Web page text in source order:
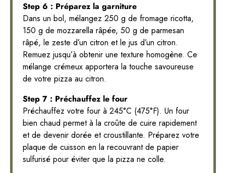
Step 6 : Préparez la garniture
Dans un bol, mélangez 250 g de fromage ricotta,
150 g de mozzarella râpée, 50 g de parmesan
râpé, le zeste d’un citron et le jus d’un citron.
Remuez jusqu’à obtenir une texture homogène. Ce
mélange crémeux apportera la touche savoureuse
de votre pizza au citron.
Step 7 : Préchauffez le four
Préchauffez votre four à 245°C (475°F). Un four
bien chaud permet à la croûte de cuire rapidement
et de devenir dorée et croustillante. Préparez votre
plaque de cuisson en la recouvrant de papier
sulfurisé pour éviter que la pizza ne colle.